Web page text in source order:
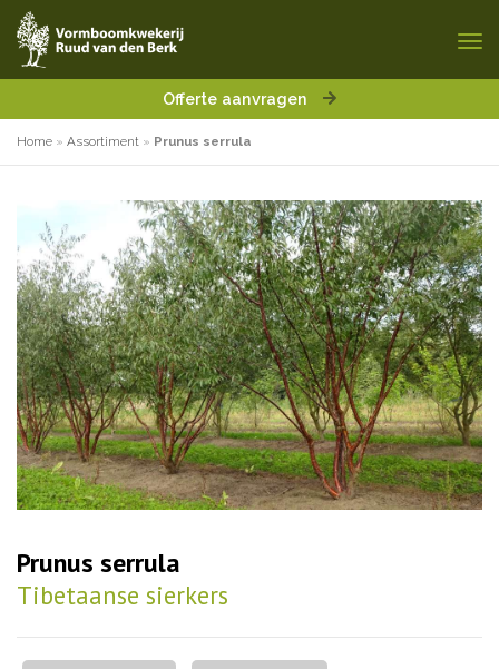
Offerte aanvragen
Home » Assortiment » Prunus serrula
Prunus serrula
Tibetaanse sierkers